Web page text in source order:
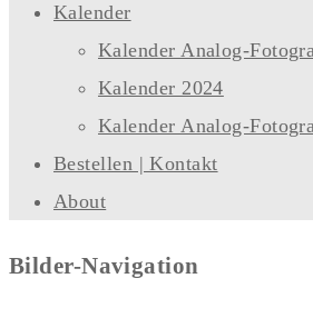
Kalender
Kalender Analog-
Kalender 2024
Kalender Analog-
Bestellen | Kontakt
About
Bilder-Navigation